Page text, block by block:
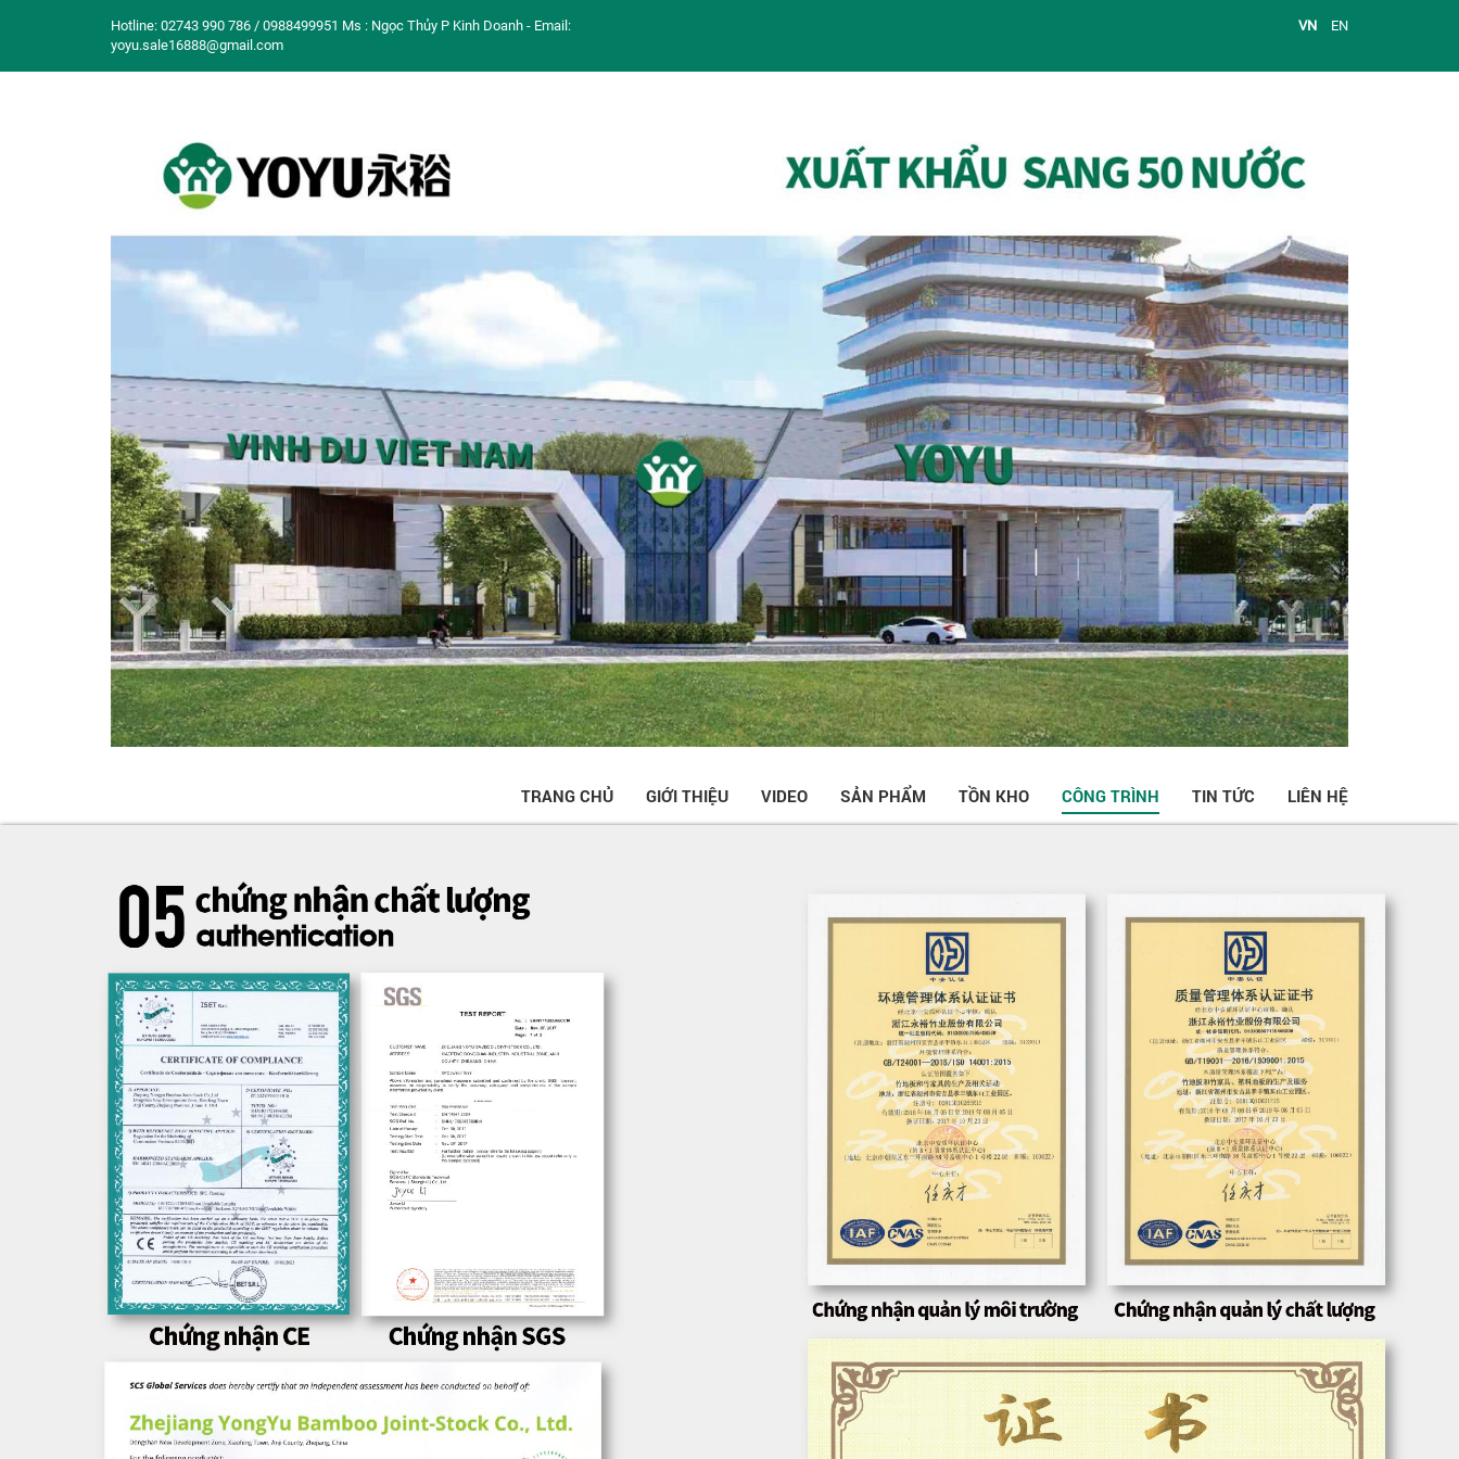
Hotline: 02743 990 786 / 0988499951 Ms : Ngọc Thủy P Kinh Doanh - Email:
yoyu.sale16888@gmail.com
VN EN
TRANG CHỦ GIỚI THIỆU VIDEO SẢN PHẨM TỒN KHO CÔNG TRÌNH TIN TỨC LIÊN HỆ